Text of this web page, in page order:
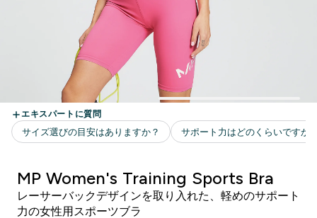
MP Women's Training Sports Bra
レーサーバックデザインを取り入れた、軽めのサポート
力の女性用スポーツブラ